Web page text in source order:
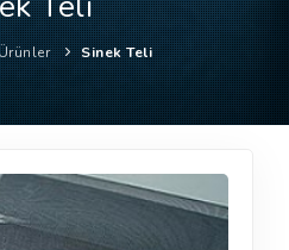
Sinek Teli